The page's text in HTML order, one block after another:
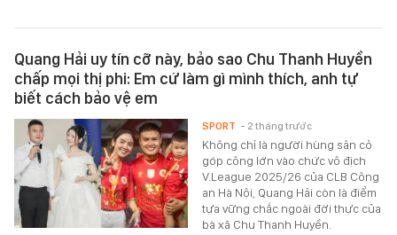
Quang Hải uy tín cỡ này, bảo sao Chu Thanh Huyền
chấp mọi thị phi: Em cứ làm gì mình thích, anh tự
biết cách bảo vệ em
Không chỉ là người hùng sân cỏ
góp công lớn vào chức vô địch
V.League 2025/26 của CLB Công
an Hà Nội, Quang Hải còn là điểm
tựa vững chắc ngoài đời thực của
bà xã Chu Thanh Huyền.
SPORT - 2 tháng trước